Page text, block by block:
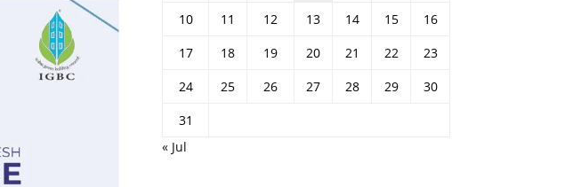
10
11 12 13 14 15
16
17
18 19 20 21 22
23
24
25 26 27 28 29
30
31
« Jul